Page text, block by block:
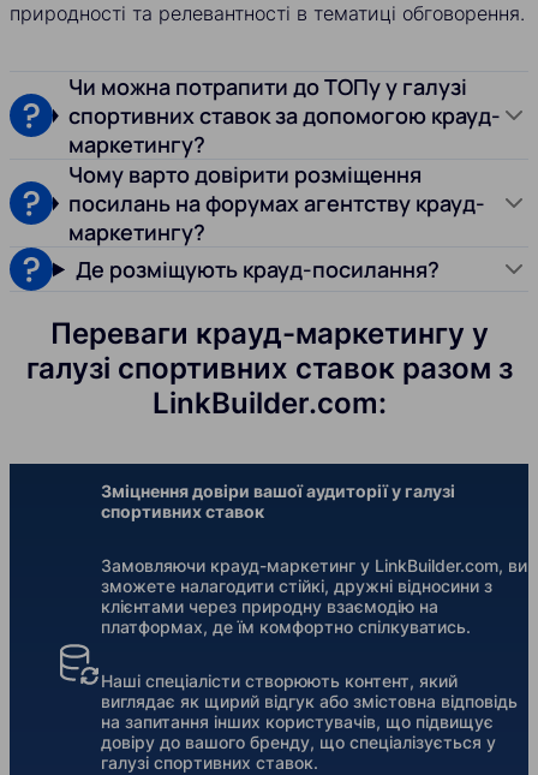
природності та релевантності в тематиці обговорення.
Чи можна потрапити до ТОПу у галузі
спортивних ставок за допомогою крауд-
маркетингу?
Чому варто довірити розміщення
посилань на форумах агентству крауд-
маркетингу?
Де розміщують крауд-посилання?
Переваги крауд-маркетингу у
галузі спортивних ставок разом з
LinkBuilder.com:
Зміцнення довіри вашої аудиторії у галузі
спортивних ставок
Замовляючи крауд-маркетинг у LinkBuilder.com, ви
зможете налагодити стійкі, дружні відносини з
клієнтами через природну взаємодію на
платформах, де їм комфортно спілкуватись.
Наші спеціалісти створюють контент, який
виглядає як щирий відгук або змістовна відповідь
на запитання інших користувачів, що підвищує
довіру до вашого бренду, що спеціалізується у
галузі спортивних ставок.